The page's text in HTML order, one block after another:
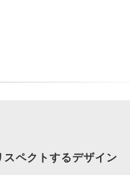
ペクトするデザイン